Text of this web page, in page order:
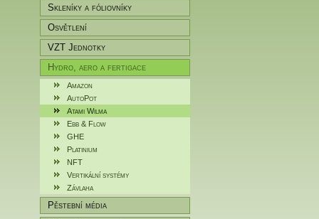
Skleníky a fóliovníky
Osvětlení
VZT Jednotky
Hydro, aero a fertigace
Amazon
AutoPot
Atami Wilma
Ebb & Flow
GHE
Platinium
NFT
Vertikální systémy
Závlaha
Pěstební média